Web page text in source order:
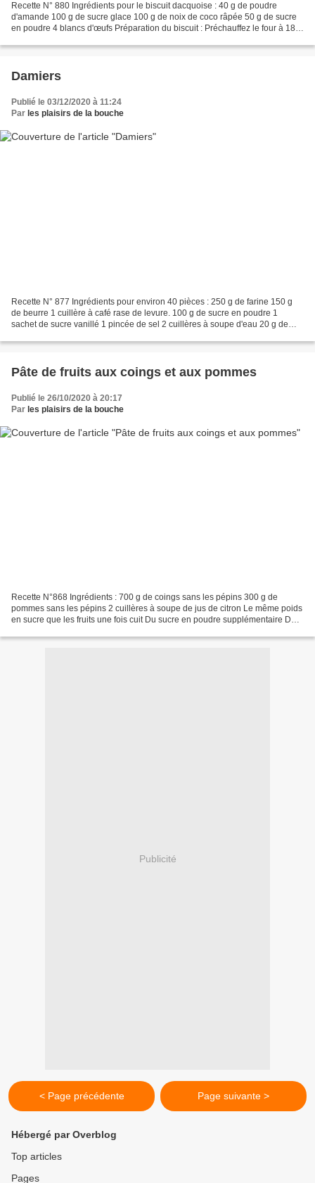
Recette N° 880 Ingrédients pour le biscuit dacquoise : 40 g de poudre
d'amande 100 g de sucre glace 100 g de noix de coco râpée 50 g de sucre
en poudre 4 blancs d'œufs Préparation du biscuit : Préchauffez le four à 180°
Damiers
Publié le 03/12/2020 à 11:24
Par les plaisirs de la bouche
Recette N° 877 Ingrédients pour environ 40 pièces : 250 g de farine 150 g
de beurre 1 cuillère à café rase de levure. 100 g de sucre en poudre 1
sachet de sucre vanillé 1 pincée de sel 2 cuillères à soupe d'eau 20 g de
Pâte de fruits aux coings et aux pommes
Publié le 26/10/2020 à 20:17
Par les plaisirs de la bouche
Recette N°868 Ingrédients : 700 g de coings sans les pépins 300 g de
pommes sans les pépins 2 cuillères à soupe de jus de citron Le même poids
en sucre que les fruits une fois cuit Du sucre en poudre supplémentaire Des
Publicité
< Page précédente Page suivante >
Hébergé par Overblog
Top articles
Pages